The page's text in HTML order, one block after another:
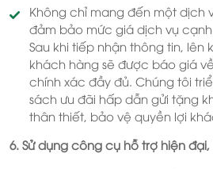
Không chỉ mang đến một dịch
đảm bảo mức giá dịch vụ
Sau khi tiếp nhận thông tin, lên
khách hàng sẽ được báo giá
chính xác đầy đủ. Chúng tôi
sách ưu đãi hấp dẫn gửi tặng
thân thiết, bảo vệ quyền lợi
6. Sử dụng công cụ hỗ trợ hiện